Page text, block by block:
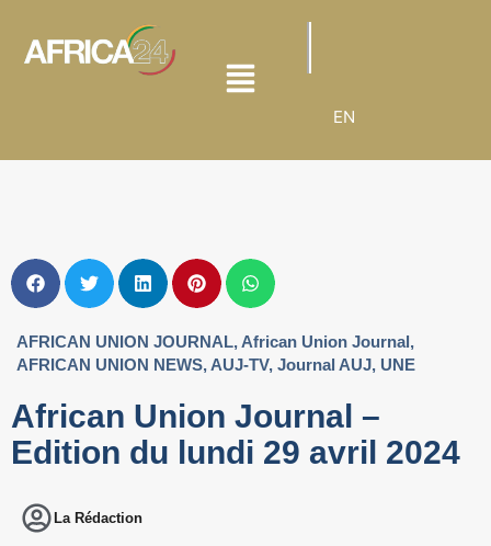
EN
AFRICAN UNION JOURNAL, African Union Journal,
AFRICAN UNION NEWS, AUJ-TV, Journal AUJ, UNE
African Union Journal –
Edition du lundi 29 avril 2024
La Rédaction